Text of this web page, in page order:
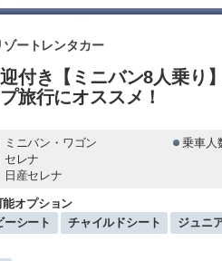
ゾートレンタカー
付き【ミニバン8人乗り
旅行にオススメ！
ミニバン・ワゴン 乗車人
セレナ
日産セレナ
オプション
ーシート チャイルドシート ジュニ